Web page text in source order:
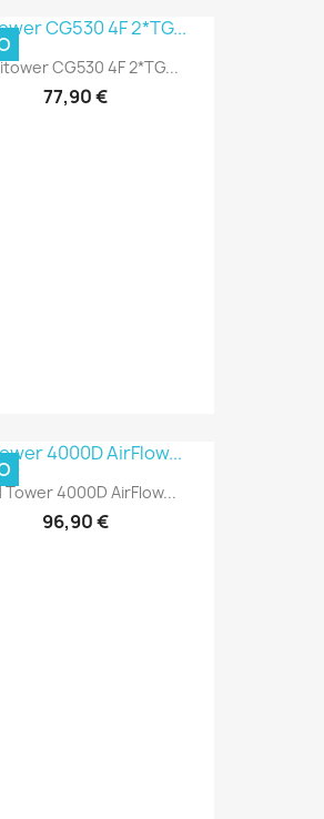
CG530 4F 2*TG...
77,90 €
Tower 4000D AirFlow...
96,90 €